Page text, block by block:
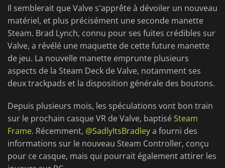
Il semblerait que Valve s'apprête à dévoiler un nouveau
matériel, et plus précisément une seconde manette
Steam. Brad Lynch, connu pour ses fuites crédibles sur
Valve, a révélé une maquette de cette future manette
de jeu. La nouvelle manette emprunte plusieurs
aspects de la Steam Deck de Valve, notamment ses
deux trackpads et la disposition générale des boutons.
Depuis plusieurs mois, les spéculations vont bon train
sur le prochain casque VR de Valve, baptiséSteam
Frame. Récemment, @SadlyItsBradleya fourni des
informations sur le nouveau Steam Controller, conçu
pour ce casque, mais qui pourrait également attirer les